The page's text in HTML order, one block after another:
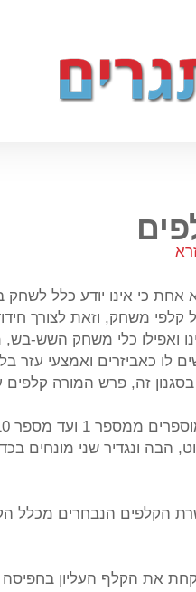
אחת כי אינו יודע כלל
משחק, וזאת לצורך
ואפילו כלי משחק השש-
לו כאביזרים ואמצעי עזר
זה, פרש המורה קלפים
10. סדר הקלפים נראה אקראי
הבה ונגדיר שני מונחים
הקלפים הנבחרים מכלל
את הקלף העליון בחפיסה